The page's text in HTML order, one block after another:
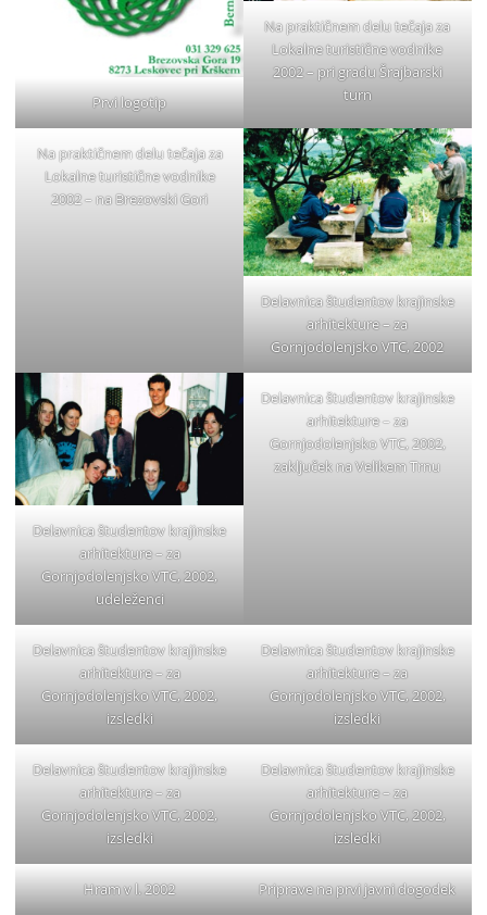
Prvi logotip
Na praktičnem delu tečaja za
Lokalne turistične vodnike
2002 – pri gradu Šrajbarski
turn
Na praktičnem delu tečaja za
Lokalne turistične vodnike
2002 – na Brezovski Gori
Delavnica študentov krajinske
arhitekture – za
Gornjodolenjsko VTC, 2002
Delavnica študentov krajinske
arhitekture – za
Gornjodolenjsko VTC, 2002,
udeleženci
Delavnica študentov krajinske
arhitekture – za
Gornjodolenjsko VTC, 2002,
zaključek na Velikem Trnu
Delavnica študentov krajinske
arhitekture – za
Gornjodolenjsko VTC, 2002,
izsledki
Delavnica študentov krajinske
arhitekture – za
Gornjodolenjsko VTC, 2002,
izsledki
Delavnica študentov krajinske
arhitekture – za
Gornjodolenjsko VTC, 2002,
izsledki
Delavnica študentov krajinske
arhitekture – za
Gornjodolenjsko VTC, 2002,
izsledki
Hram v l. 2002 Priprave na prvi javni dogodek